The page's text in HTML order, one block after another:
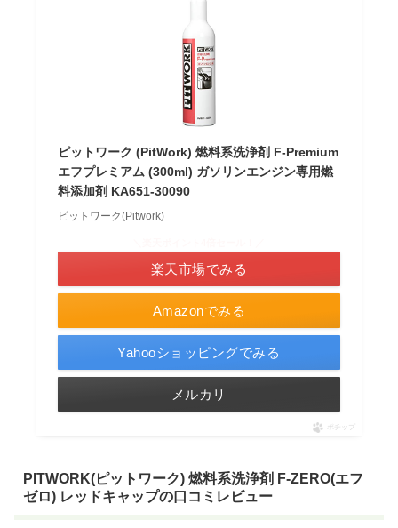
ピットワーク (PitWork) 燃料系洗浄剤 F-Premium
エフプレミアム (300ml) ガソリンエンジン専用燃
料添加剤 KA651-30090
ピットワーク(Pitwork)
Amazonでみる
楽天市場でみる
Yahooショッピングでみる
メルカリ
ポチップ
PITWORK(ピットワーク) 燃料系洗浄剤 F-ZERO(エフ
ゼロ) レッドキャップの口コミレビュー